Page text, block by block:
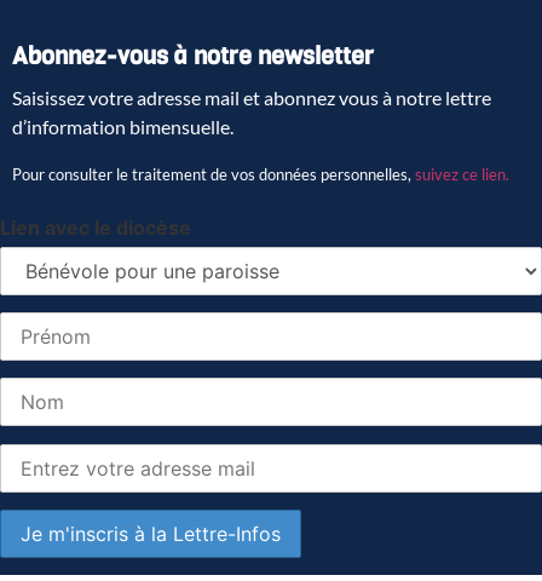
Abonnez-vous à notre newsletter
Saisissez votre adresse mail et abonnez vous à notre lettre
d’information bimensuelle.
Pour consulter le traitement de vos données personnelles, suivez ce lien.
Lien avec le diocèse